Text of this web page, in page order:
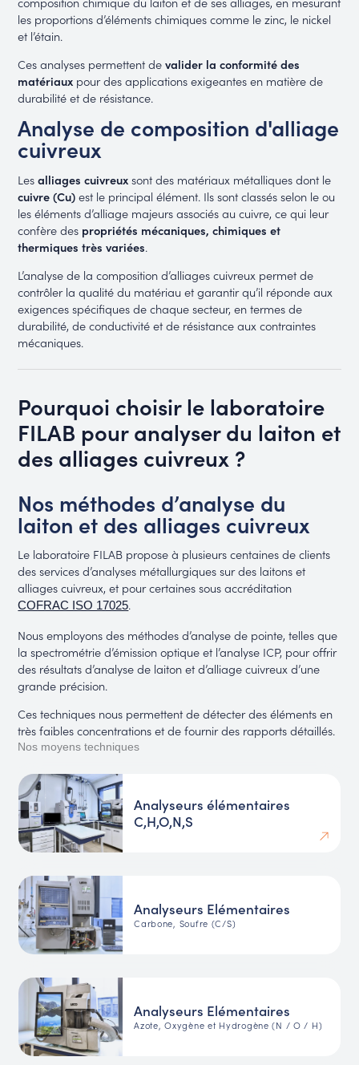
les proportions d’éléments chimiques comme le zinc, le nickel
et l’étain.
Ces analyses permettent devalider la conformité des
matériaux pour des applications exigeantes en matière de
durabilité et de résistance.
Analyse de composition d'alliage
cuivreux
Lesalliages cuivreuxsont des matériaux métalliques dont le
cuivre (Cu)est le principal élément. Ils sont classés selon le ou
les éléments d’alliage majeurs associés au cuivre, ce qui leur
confère des propriétés mécaniques, chimiques et
thermiques très variées.
L’analyse de la composition d’alliages cuivreux permet de
contrôler la qualité du matériau et garantir qu’il réponde aux
exigences spécifiques de chaque secteur, en termes de
durabilité, de conductivité et de résistance aux contraintes
mécaniques.
Pourquoi choisir le laboratoire
FILAB pour analyser du laiton et
des alliages cuivreux ?
Nos méthodes d’analyse du
laiton et des alliages cuivreux
Le laboratoire FILAB propose à plusieurs centaines de clients
des services d’analyses métallurgiques sur des laitons et
alliages cuivreux, et pour certaines sous accréditation
COFRAC ISO 17025.
Nous employons des méthodes d’analyse de pointe, telles que
la spectrométrie d’émission optique et l’analyse ICP, pour offrir
des résultats d’analyse de laiton et d’alliage cuivreux d’une
grande précision.
Ces techniques nous permettent de détecter des éléments en
très faibles concentrations et de fournir des rapports détaillés.
Nos moyens techniques
Analyseurs élémentaires
C,H,O,N,S
Analyseurs Elémentaires
Carbone, Soufre (C/S)
Analyseurs Elémentaires
Azote, Oxygène et Hydrogène (N / O / H)